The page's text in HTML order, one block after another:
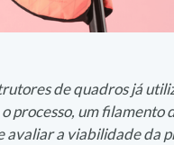
de quadros já
processo, um
avaliar a viabilidade da